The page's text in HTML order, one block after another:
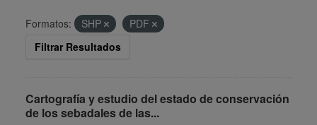
Formatos: SHP
PDF
Filtrar Resultados
Cartografía y estudio del estado de conservación
de los sebadales de las...